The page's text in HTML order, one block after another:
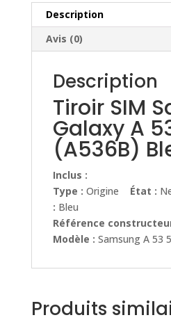
Description
Avis (0)
Description
Tiroir SIM
Galaxy A
(A536B)
Inclus :
Type : Origine État :
: Bleu
Référence
Modèle : Samsung A 53
Produits